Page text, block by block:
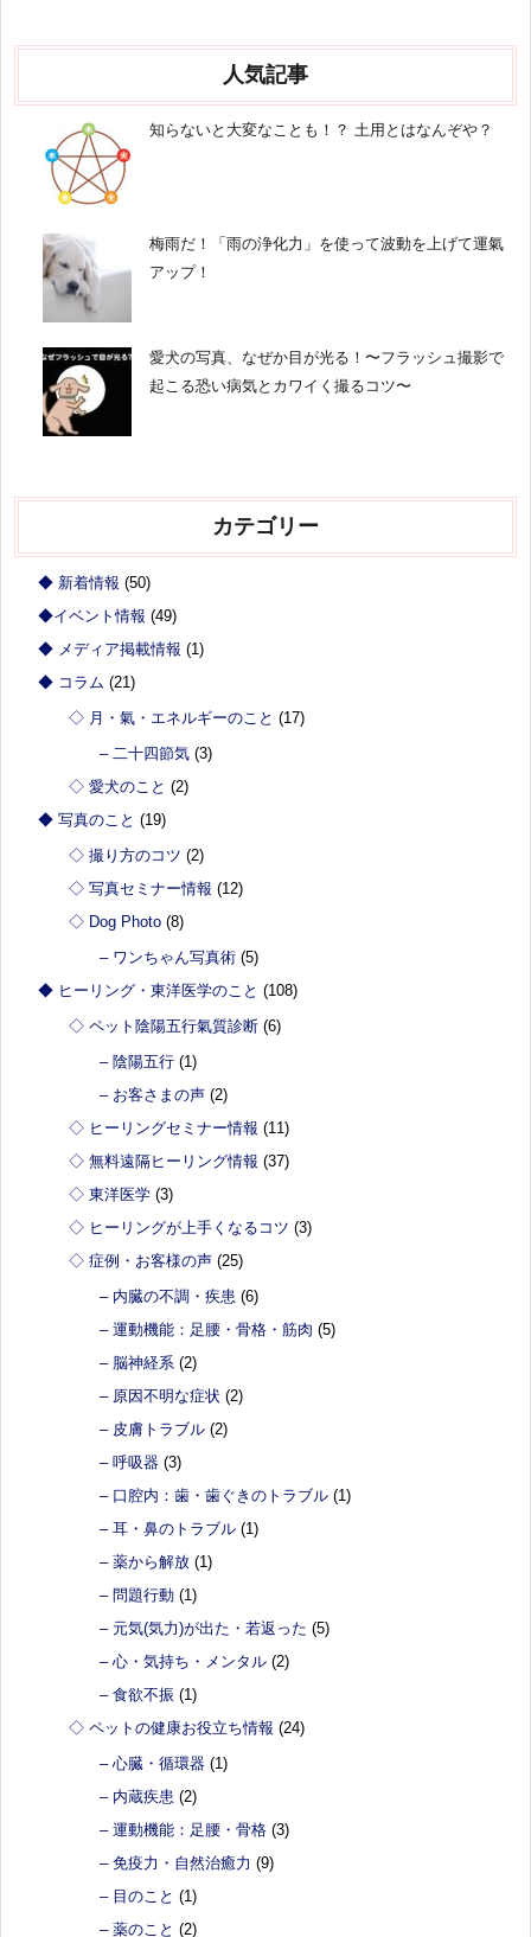
人気記事
知らないと大変なことも！？ 土用とはなんぞや？
梅雨だ！「雨の浄化力」を使って波動を上げて運氣
アップ！
愛犬の写真、なぜか目が光る！〜フラッシュ撮影で
起こる恐い病気とカワイく撮るコツ〜
カテゴリー
◆ 新着情報 (50)
◆イベント情報 (49)
◆ メディア掲載情報 (1)
◆ コラム (21)
◇ 月・氣・エネルギーのこと (17)
– 二十四節気 (3)
◇ 愛犬のこと (2)
◆ 写真のこと (19)
◇ 撮り方のコツ (2)
◇ 写真セミナー情報 (12)
◇ Dog Photo (8)
– ワンちゃん写真術 (5)
◆ ヒーリング・東洋医学のこと (108)
◇ ペット陰陽五行氣質診断 (6)
– 陰陽五行 (1)
– お客さまの声 (2)
◇ ヒーリングセミナー情報 (11)
◇ 無料遠隔ヒーリング情報 (37)
◇ 東洋医学 (3)
◇ ヒーリングが上手くなるコツ (3)
◇ 症例・お客様の声 (25)
– 内臓の不調・疾患 (6)
– 運動機能：足腰・骨格・筋肉 (5)
– 脳神経系 (2)
– 原因不明な症状 (2)
– 皮膚トラブル (2)
– 呼吸器 (3)
– 口腔内：歯・歯ぐきのトラブル (1)
– 耳・鼻のトラブル (1)
– 薬から解放 (1)
– 問題行動 (1)
– 元気(気力)が出た・若返った (5)
– 心・気持ち・メンタル (2)
– 食欲不振 (1)
◇ ペットの健康お役立ち情報 (24)
– 心臓・循環器 (1)
– 内蔵疾患 (2)
– 運動機能：足腰・骨格 (3)
– 免疫力・自然治癒力 (9)
– 目のこと (1)
– 薬のこと (2)